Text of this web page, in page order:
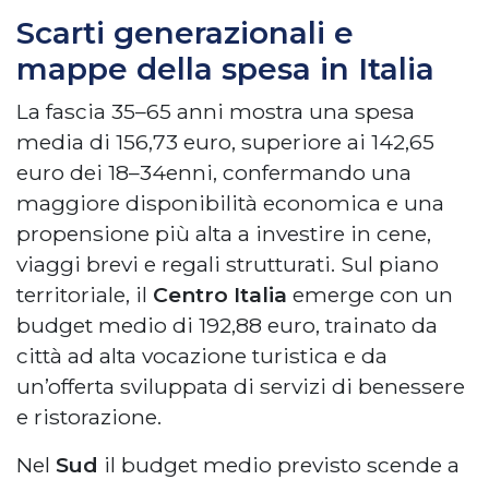
Scarti generazionali e
mappe della spesa in Italia
La fascia 35–65 anni mostra una spesa
media di 156,73 euro, superiore ai 142,65
euro dei 18–34enni, confermando una
maggiore disponibilità economica e una
propensione più alta a investire in cene,
viaggi brevi e regali strutturati. Sul piano
territoriale, il Centro Italia emerge con un
budget medio di 192,88 euro, trainato da
città ad alta vocazione turistica e da
un’offerta sviluppata di servizi di benessere
e ristorazione.
Nel Sud il budget medio previsto scende a